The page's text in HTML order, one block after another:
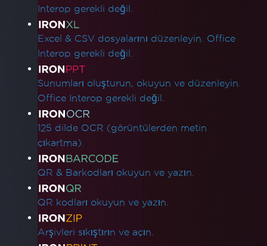
Interop gerekli değil.
Excel & CSV dosyalarını düzenleyin. Office
Interop gerekli değil.
Sunumları oluşturun, okuyun ve düzenleyin.
Office Interop gerekli değil.
125 dilde OCR (görüntülerden metin
çıkartma).
QR & Barkodları okuyun ve yazın.
QR kodları okuyun ve yazın.
Arşivleri sıkıştırın ve açın.